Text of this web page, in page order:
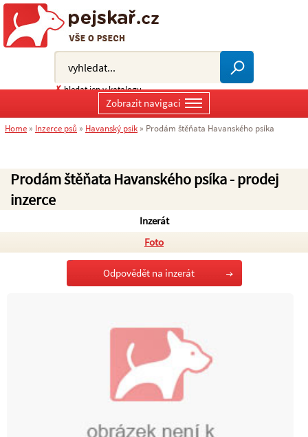
Prodám štěňata Havanského psíka - prodej
inzerce
Inzerát
Foto
Odpovědět na inzerát
✗hledat jen v katalogu
Zobrazit navigaci
Home » Inzerce psů » Havanský psík » Prodám štěňata Havanského psíka